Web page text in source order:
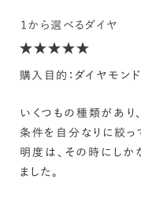
１から選べるダイヤ
購入目的：ダイヤモン
いくつもの種類があり
条件を自分なりに絞っ
明度は、その時にしか
ました。